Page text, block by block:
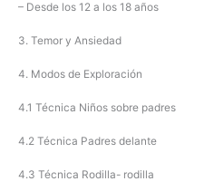
– Desde los 12 a los 18 años
3. Temor y Ansiedad
4. Modos de Exploración
4.1 Técnica Niños sobre padres
4.2 Técnica Padres delante
4.3 Técnica Rodilla- rodilla